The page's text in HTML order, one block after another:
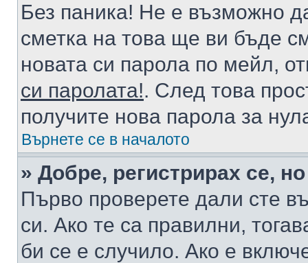
Без паника! Не е възможно
сметка на това ще ви бъде
новата си парола по мейл,
си паролата!. След това
получите нова парола за
Върнете се в началото
» Добре, регистрирах се,
Първо проверете дали сте
си. Ако те са правилни,
би се е случило. Ако е